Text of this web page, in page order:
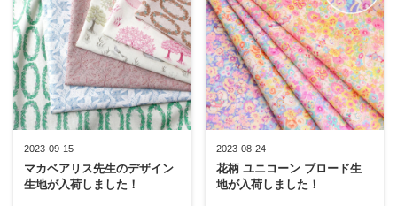
2023-09-15
マカベアリス先生のデザイン
生地が入荷しました！
2023-08-24
花柄 ユニコーン ブロード生
地が入荷しました！